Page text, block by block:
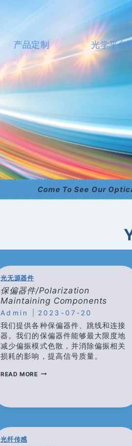
产品定制 光学平台
Come To See Our
光无源器件
保偏器件/polarization
Maintaining Components
Admin 2023-07-20
我们提供各种保偏器件、跳线和连接
器。我们的保偏器件能够最大限度地
减少偏振模式色散，并消除偏振相关
损耗的影响，提高信号质量。
READ MORE保
光纤传感